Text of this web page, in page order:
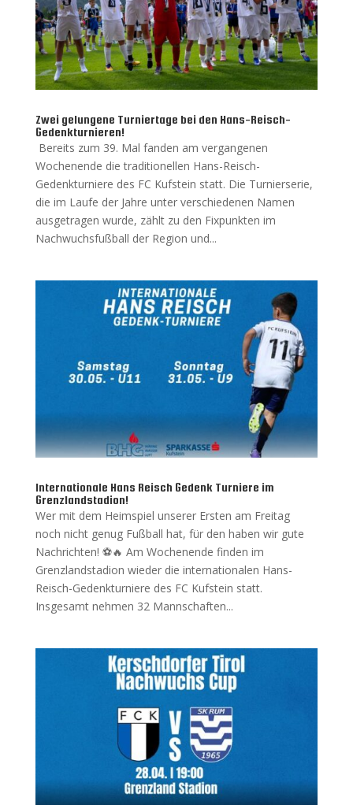
Zwei gelungene Turniertage bei den Hans-Reisch-
Gedenkturnieren!
Bereits zum 39. Mal fanden am vergangenen
Wochenende die traditionellen Hans-Reisch-
Gedenkturniere des FC Kufstein statt. Die Turnierserie,
die im Laufe der Jahre unter verschiedenen Namen
ausgetragen wurde, zählt zu den Fixpunkten im
Nachwuchsfußball der Region und...
Internationale Hans Reisch Gedenk Turniere im
Grenzlandstadion!
Wer mit dem Heimspiel unserer Ersten am Freitag
noch nicht genug Fußball hat, für den haben wir gute
Nachrichten! ⚽🔥 Am Wochenende finden im
Grenzlandstadion wieder die internationalen Hans-
Reisch-Gedenkturniere des FC Kufstein statt.
Insgesamt nehmen 32 Mannschaften...